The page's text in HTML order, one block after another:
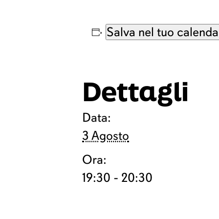
Salva nel tuo
Dettagli
Data:
3 Agosto
Ora:
19:30 - 20:30